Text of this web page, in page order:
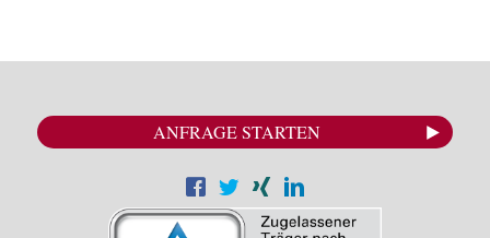
ANFRAGE STARTEN